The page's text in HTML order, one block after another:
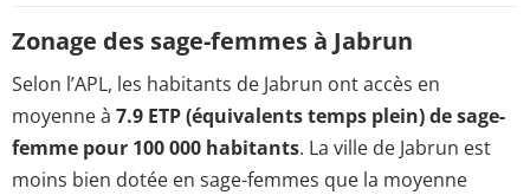
Zonage des sage-femmes à Jabrun
Selon l’APL, les habitants de Jabrun ont accès en
moyenne à 7.9 ETP (équivalents temps plein) de sage-
femme pour 100 000 habitants. La ville de Jabrun est
moins bien dotée en sage-femmes que la moyenne